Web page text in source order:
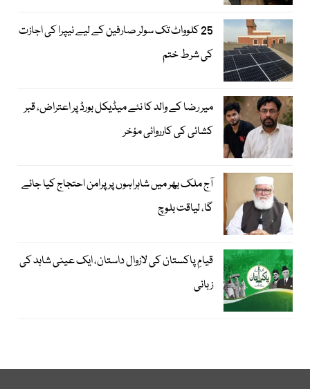
25 کلوواٹ تک سولر صارفین کے لیے نیپرا کی اجازت
کی شرط ختم
میر رضا کے والد کا نئے میڈیکل بورڈ پر اعتراض، قبر
کشائی کی کارروائی مؤخر
آج ملک بھر میں شاہراہوں پر پرامن احتجاج کیا جائے
گا، لیاقت بلوچ
قیامِ پاکستان کی لازوال داستان، ایک عینی شاہد کی
زبانی